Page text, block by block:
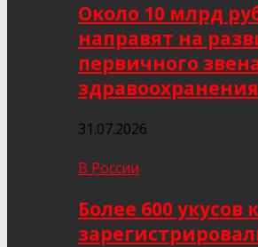
Около 10 млрд
направят на
первичного
31.07.2026
В России
Более 600 укусов